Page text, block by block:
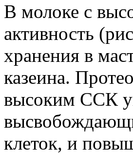
В молоке с
активность
хранения в
казеина.
высоким ССК
клеток, и